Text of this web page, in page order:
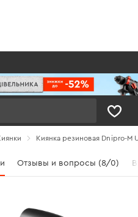
Киянка резиновая Dnipro-M
Отзывы и вопросы (8/0)